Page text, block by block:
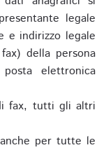
legale
e indirizzo legale
della persona
elettronica
fax, tutti gli altri
per tutte le